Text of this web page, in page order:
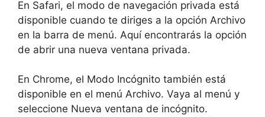
En Safari, el modo de navegación privada está
disponible cuando te diriges a la opción Archivo
en la barra de menú. Aquí encontrarás la opción
de abrir una nueva ventana privada.
En Chrome, el Modo Incógnito también está
disponible en el menú Archivo. Vaya al menú y
seleccione Nueva ventana de incógnito.